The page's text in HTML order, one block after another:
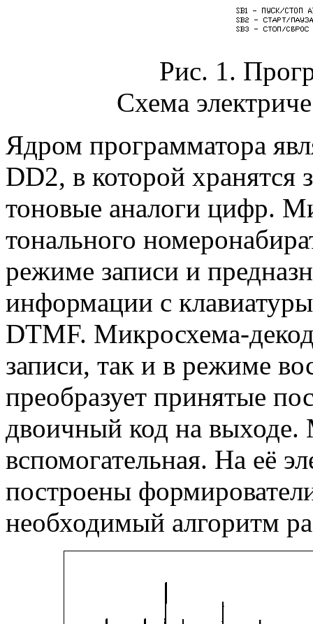
Рис. 1.
Схема
Ядром программатора
DD2, в которой
тоновые аналоги цифр.
тонального
режиме записи и
информации с
DTMF. Микросхема-
записи, так и в режиме
преобразует принятые
двоичный код на
вспомогательная. На её
построены
необходимый алгоритм